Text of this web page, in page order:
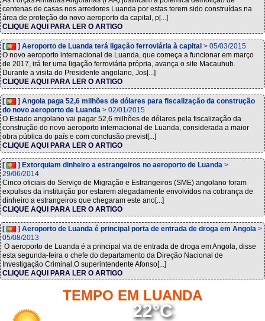
centenas de casas nos arredores Luanda por estas terem sido construídas na
área de proteção do novo aeroporto da capital, p[...]
CLIQUE AQUI PARA LER O ARTIGO
[ ] Aeroporto de Luanda terá ligação ferroviária à capital > 05/03/2015
O novo aeroporto internacional de Luanda, que começa a funcionar em março
de 2017, irá ter uma ligação ferroviária própria, avança o site Macauhub.
Durante a visita do Presidente angolano, Jos[...]
CLIQUE AQUI PARA LER O ARTIGO
[
] Angola paga 52,6 milhões de dólares para fiscalização da construção
do novo aeroporto de Luanda > 02/01/2015
O Estado angolano vai pagar 52,6 milhões de dólares pela fiscalização da
construção do novo aeroporto internacional de Luanda, considerada a maior
obra pública do país e com conclusão previst[...]
CLIQUE AQUI PARA LER O ARTIGO
[ ] Extorquiam dinheiro a estrangeiros no aeroporto de Luanda >
29/06/2014
Cinco oficiais do Serviço de Migração e Estrangeiros (SME) angolano foram
expulsos da instituição por estarem alegadamente envolvidos na cobrança de
dinheiro a estrangeiros que chegaram este ano[...]
CLIQUE AQUI PARA LER O ARTIGO
[ ] Aeroporto de Luanda é principal porta de entrada de droga em Angola >
05/08/2013
O aeroporto de Luanda é a principal via de entrada de droga em Angola, disse
esta segunda-feira o chefe do departamento da Direção Nacional de
Investigação Criminal.O superintendente Afonso[...]
CLIQUE AQUI PARA LER O ARTIGO
TEMPO EM LUANDA
22°C